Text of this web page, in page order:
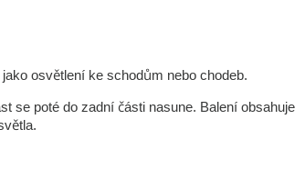
osvětlení ke schodům nebo chodeb.
se poté do zadní části nasune. Balení obsahuje